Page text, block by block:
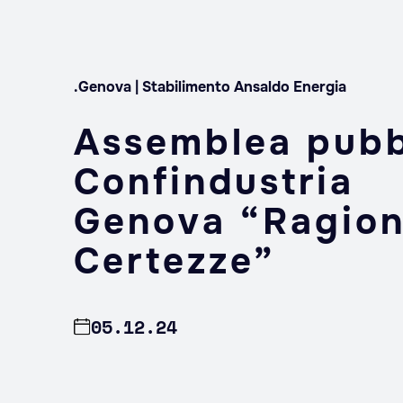
.Genova | Stabilimento Ansaldo Energia
Assemblea
Confindustria
Genova
Certezze”
05.12.24